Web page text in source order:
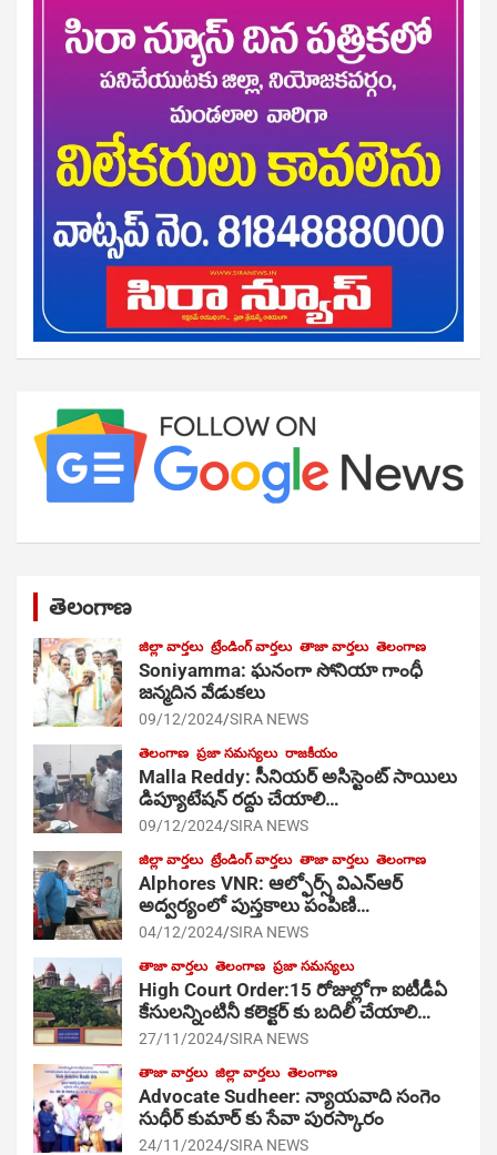
తెలంగాణ
జిల్లా వార్తలు ట్రేండింగ్ వార్తలు తాజా వార్తలు తెలంగాణ
Soniyamma: ఘ‌నంగా సోనియా గాంధీ
జ‌న్మ‌దిన వేడుక‌లు
09/12/2024 SIRA NEWS
తెలంగాణ ప్రజా సమస్యలు రాజకీయం
Malla Reddy: సీనియర్ అసిస్టెంట్ సాయిలు
డిప్యూటేషన్ రద్దు చేయాలి…
09/12/2024 SIRA NEWS
జిల్లా వార్తలు ట్రేండింగ్ వార్తలు తాజా వార్తలు తెలంగాణ
Alphores VNR: ఆల్ఫోర్స్ విఎన్ఆర్
అద్వర్యంలో పుస్తకాలు పంపిణి…
04/12/2024 SIRA NEWS
తాజా వార్తలు తెలంగాణ ప్రజా సమస్యలు
High Court Order:15 రోజుల్లోగా ఐటీడీఏ
కేసులన్నింటినీ కలెక్టర్ కు బదిలీ చేయాలి…
27/11/2024 SIRA NEWS
తాజా వార్తలు జిల్లా వార్తలు తెలంగాణ
Advocate Sudheer: న్యాయవాది సంగెం
సుధీర్ కుమార్ కు సేవా పురస్కారం
24/11/2024 SIRA NEWS